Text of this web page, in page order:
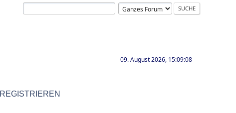
09. August 2026, 15:09:08
REGISTRIEREN